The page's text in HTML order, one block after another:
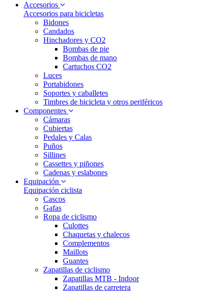
Accesorios
Accesorios para bicicletas
Bidones
Candados
Hinchadores y CO2
Bombas de pie
Bombas de mano
Cartuchos CO2
Luces
Portabidones
Soportes y caballetes
Timbres de bicicleta y otros periféricos
Componentes
Cámaras
Cubiertas
Pedales y Calas
Puños
Sillines
Cassettes y piñones
Cadenas y eslabones
Equipación
Equipación ciclista
Cascos
Gafas
Ropa de ciclismo
Culottes
Chaquetas y chalecos
Complementos
Maillots
Guantes
Zapatillas de ciclismo
Zapatillas MTB - Indoor
Zapatillas de carretera